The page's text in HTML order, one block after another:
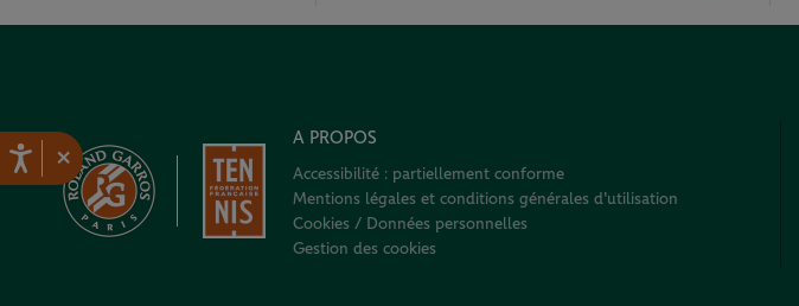
×
A PROPOS
Accessibilité : partiellement conforme
Mentions légales et conditions générales d'utilisation
Cookies / Données personnelles
Gestion des cookies